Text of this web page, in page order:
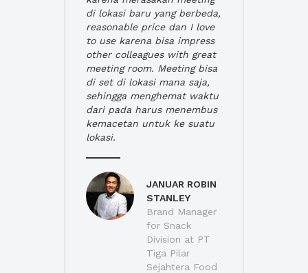
di lokasi baru yang berbeda,
reasonable price dan I love
to use karena bisa impress
other colleagues with great
meeting room. Meeting bisa
di set di lokasi mana saja,
sehingga menghemat waktu
dari pada harus menembus
kemacetan untuk ke suatu
lokasi.
JANUAR ROBIN
STANLEY
Brand Manager
for Snack
Division at PT
Tiga Pilar
Sejahtera Food